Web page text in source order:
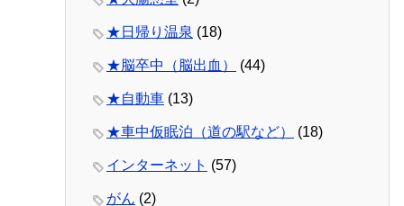
★日帰り温泉 (18)
★脳卒中（脳出血） (44)
★自動車 (13)
★車中仮眠泊（道の駅など） (18)
インターネット (57)
がん (2)